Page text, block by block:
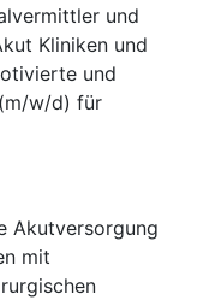
und
Kliniken und
und
w/d) für
Akutversorgung
mit